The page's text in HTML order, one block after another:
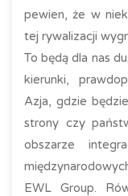
pewien, że w
tej rywalizacji
To będą dla nas
kierunki,
Azja, gdzie
strony czy
obszarze
EWL Group.